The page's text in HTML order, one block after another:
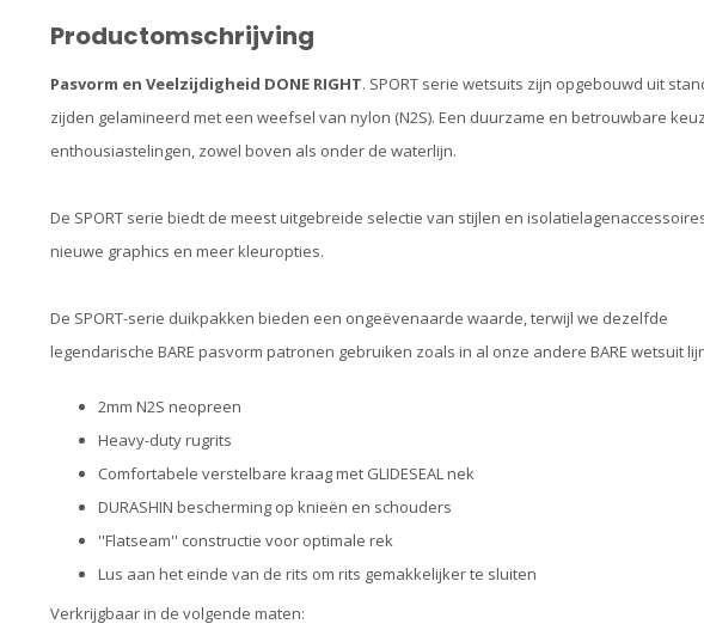
Productomschrijving
Pasvorm en Veelzijdigheid DONE RIGHT. SPORT serie wetsuits zijn opgebouwd uit
zijden gelamineerd met een weefsel van nylon (N2S). Een duurzame en betrouwbare
enthousiastelingen, zowel boven als onder de waterlijn.
De SPORT serie biedt de meest uitgebreide selectie van stijlen en
nieuwe graphics en meer kleuropties.
De SPORT-serie duikpakken bieden een ongeëvenaarde waarde, terwijl we dezelfde
legendarische BARE pasvorm patronen gebruiken zoals in al onze andere BARE wetsuit
2mm N2S neopreen
Heavy-duty rugrits
Comfortabele verstelbare kraag met GLIDESEAL nek
DURASHIN bescherming op knieën en schouders
''Flatseam'' constructie voor optimale rek
Lus aan het einde van de rits om rits gemakkelijker te sluiten
Verkrijgbaar in de volgende maten: